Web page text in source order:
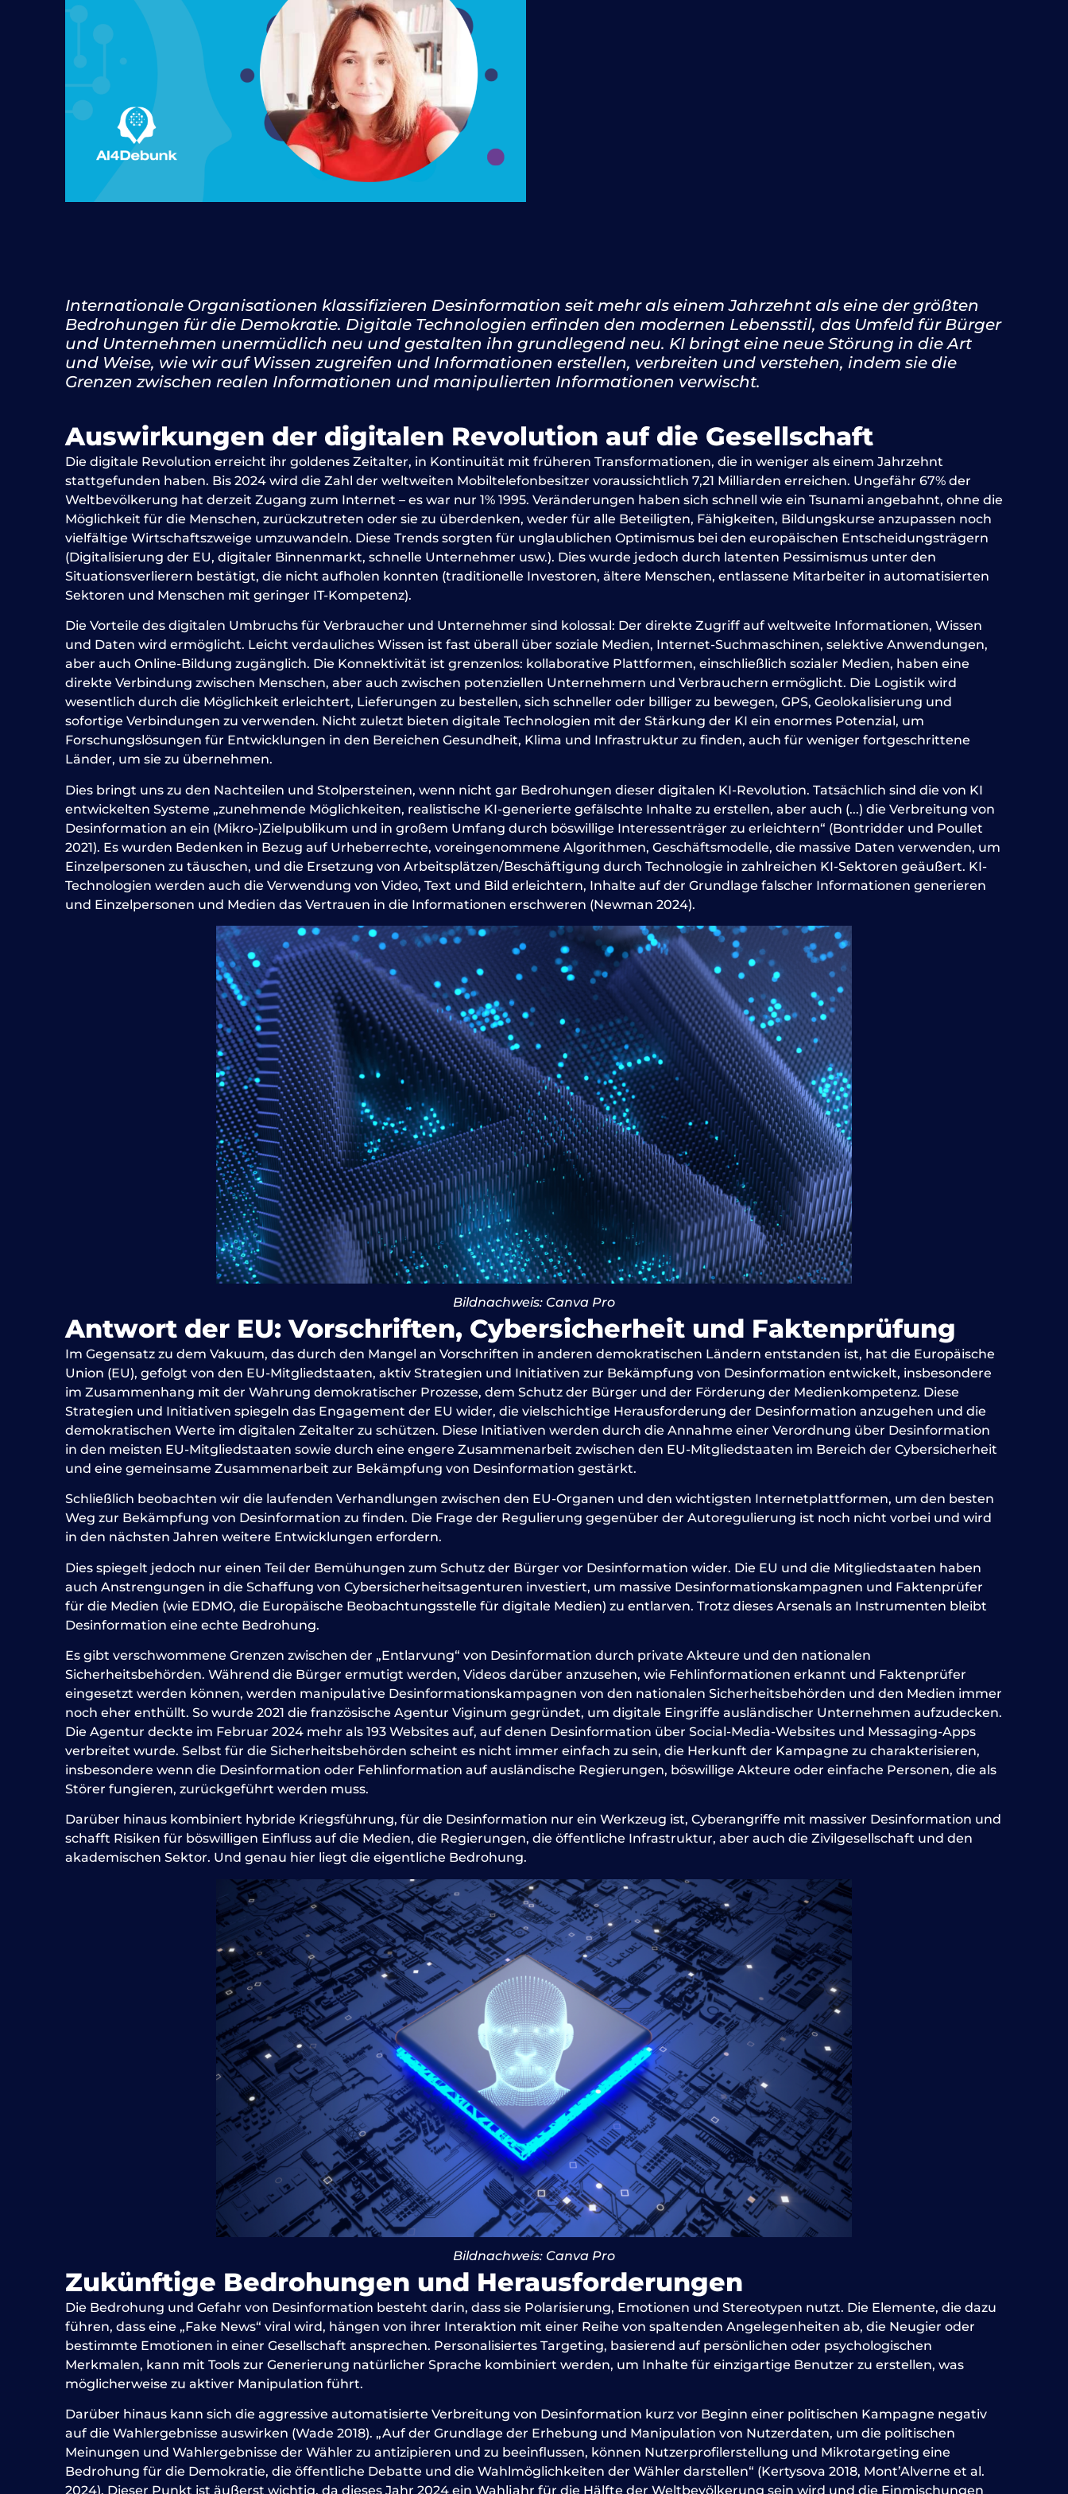
Internationale Organisationen klassifizieren Desinformation seit mehr als einem Jahrzehnt als eine der größten
Bedrohungen für die Demokratie. Digitale Technologien erfinden den modernen Lebensstil, das Umfeld für Bürger
und Unternehmen unermüdlich neu und gestalten ihn grundlegend neu. KI bringt eine neue Störung in die Art
und Weise, wie wir auf Wissen zugreifen und Informationen erstellen, verbreiten und verstehen, indem sie die
Grenzen zwischen realen Informationen und manipulierten Informationen verwischt.
Auswirkungen der digitalen Revolution auf die Gesellschaft
Die digitale Revolution erreicht ihr goldenes Zeitalter, in Kontinuität mit früheren Transformationen, die in weniger als einem Jahrzehnt
stattgefunden haben. Bis 2024 wird die Zahl der weltweiten Mobiltelefonbesitzer voraussichtlich 7,21 Milliarden erreichen. Ungefähr 67% der
Weltbevölkerung hat derzeit Zugang zum Internet – es war nur 1% 1995. Veränderungen haben sich schnell wie ein Tsunami angebahnt, ohne die
Möglichkeit für die Menschen, zurückzutreten oder sie zu überdenken, weder für alle Beteiligten, Fähigkeiten, Bildungskurse anzupassen noch
vielfältige Wirtschaftszweige umzuwandeln. Diese Trends sorgten für unglaublichen Optimismus bei den europäischen Entscheidungsträgern
(Digitalisierung der EU, digitaler Binnenmarkt, schnelle Unternehmer usw.). Dies wurde jedoch durch latenten Pessimismus unter den
Situationsverlierern bestätigt, die nicht aufholen konnten (traditionelle Investoren, ältere Menschen, entlassene Mitarbeiter in automatisierten
Sektoren und Menschen mit geringer IT-Kompetenz).
Die Vorteile des digitalen Umbruchs für Verbraucher und Unternehmer sind kolossal: Der direkte Zugriff auf weltweite Informationen, Wissen
und Daten wird ermöglicht. Leicht verdauliches Wissen ist fast überall über soziale Medien, Internet-Suchmaschinen, selektive Anwendungen,
aber auch Online-Bildung zugänglich. Die Konnektivität ist grenzenlos: kollaborative Plattformen, einschließlich sozialer Medien, haben eine
direkte Verbindung zwischen Menschen, aber auch zwischen potenziellen Unternehmern und Verbrauchern ermöglicht. Die Logistik wird
wesentlich durch die Möglichkeit erleichtert, Lieferungen zu bestellen, sich schneller oder billiger zu bewegen, GPS, Geolokalisierung und
sofortige Verbindungen zu verwenden. Nicht zuletzt bieten digitale Technologien mit der Stärkung der KI ein enormes Potenzial, um
Forschungslösungen für Entwicklungen in den Bereichen Gesundheit, Klima und Infrastruktur zu finden, auch für weniger fortgeschrittene
Länder, um sie zu übernehmen.
Dies bringt uns zu den Nachteilen und Stolpersteinen, wenn nicht gar Bedrohungen dieser digitalen KI-Revolution. Tatsächlich sind die von KI
entwickelten Systeme „zunehmende Möglichkeiten, realistische KI-generierte gefälschte Inhalte zu erstellen, aber auch (...) die Verbreitung von
Desinformation an ein (Mikro-)Zielpublikum und in großem Umfang durch böswillige Interessenträger zu erleichtern“ (Bontridder und Poullet
2021). Es wurden Bedenken in Bezug auf Urheberrechte, voreingenommene Algorithmen, Geschäftsmodelle, die massive Daten verwenden, um
Einzelpersonen zu täuschen, und die Ersetzung von Arbeitsplätzen/Beschäftigung durch Technologie in zahlreichen KI-Sektoren geäußert. KI-
Technologien werden auch die Verwendung von Video, Text und Bild erleichtern, Inhalte auf der Grundlage falscher Informationen generieren
und Einzelpersonen und Medien das Vertrauen in die Informationen erschweren (Newman 2024).
Bildnachweis: Canva Pro
Antwort der EU: Vorschriften, Cybersicherheit und Faktenprüfung
Im Gegensatz zu dem Vakuum, das durch den Mangel an Vorschriften in anderen demokratischen Ländern entstanden ist, hat die Europäische
Union (EU), gefolgt von den EU-Mitgliedstaaten, aktiv Strategien und Initiativen zur Bekämpfung von Desinformation entwickelt, insbesondere
im Zusammenhang mit der Wahrung demokratischer Prozesse, dem Schutz der Bürger und der Förderung der Medienkompetenz. Diese
Strategien und Initiativen spiegeln das Engagement der EU wider, die vielschichtige Herausforderung der Desinformation anzugehen und die
demokratischen Werte im digitalen Zeitalter zu schützen. Diese Initiativen werden durch die Annahme einer Verordnung über Desinformation
in den meisten EU-Mitgliedstaaten sowie durch eine engere Zusammenarbeit zwischen den EU-Mitgliedstaaten im Bereich der Cybersicherheit
und eine gemeinsame Zusammenarbeit zur Bekämpfung von Desinformation gestärkt.
Schließlich beobachten wir die laufenden Verhandlungen zwischen den EU-Organen und den wichtigsten Internetplattformen, um den besten
Weg zur Bekämpfung von Desinformation zu finden. Die Frage der Regulierung gegenüber der Autoregulierung ist noch nicht vorbei und wird
in den nächsten Jahren weitere Entwicklungen erfordern.
Dies spiegelt jedoch nur einen Teil der Bemühungen zum Schutz der Bürger vor Desinformation wider. Die EU und die Mitgliedstaaten haben
auch Anstrengungen in die Schaffung von Cybersicherheitsagenturen investiert, um massive Desinformationskampagnen und Faktenprüfer
für die Medien (wie EDMO, die Europäische Beobachtungsstelle für digitale Medien) zu entlarven. Trotz dieses Arsenals an Instrumenten bleibt
Desinformation eine echte Bedrohung.
Es gibt verschwommene Grenzen zwischen der „Entlarvung“ von Desinformation durch private Akteure und den nationalen
Sicherheitsbehörden. Während die Bürger ermutigt werden, Videos darüber anzusehen, wie Fehlinformationen erkannt und Faktenprüfer
eingesetzt werden können, werden manipulative Desinformationskampagnen von den nationalen Sicherheitsbehörden und den Medien immer
noch eher enthüllt. So wurde 2021 die französische Agentur Viginum gegründet, um digitale Eingriffe ausländischer Unternehmen aufzudecken.
Die Agentur deckte im Februar 2024 mehr als 193 Websites auf, auf denen Desinformation über Social-Media-Websites und Messaging-Apps
verbreitet wurde. Selbst für die Sicherheitsbehörden scheint es nicht immer einfach zu sein, die Herkunft der Kampagne zu charakterisieren,
insbesondere wenn die Desinformation oder Fehlinformation auf ausländische Regierungen, böswillige Akteure oder einfache Personen, die als
Störer fungieren, zurückgeführt werden muss.
Darüber hinaus kombiniert hybride Kriegsführung, für die Desinformation nur ein Werkzeug ist, Cyberangriffe mit massiver Desinformation und
schafft Risiken für böswilligen Einfluss auf die Medien, die Regierungen, die öffentliche Infrastruktur, aber auch die Zivilgesellschaft und den
akademischen Sektor. Und genau hier liegt die eigentliche Bedrohung.
Bildnachweis: Canva Pro
Zukünftige Bedrohungen und Herausforderungen
Die Bedrohung und Gefahr von Desinformation besteht darin, dass sie Polarisierung, Emotionen und Stereotypen nutzt. Die Elemente, die dazu
führen, dass eine „Fake News“ viral wird, hängen von ihrer Interaktion mit einer Reihe von spaltenden Angelegenheiten ab, die Neugier oder
bestimmte Emotionen in einer Gesellschaft ansprechen. Personalisiertes Targeting, basierend auf persönlichen oder psychologischen
Merkmalen, kann mit Tools zur Generierung natürlicher Sprache kombiniert werden, um Inhalte für einzigartige Benutzer zu erstellen, was
möglicherweise zu aktiver Manipulation führt.
Darüber hinaus kann sich die aggressive automatisierte Verbreitung von Desinformation kurz vor Beginn einer politischen Kampagne negativ
auf die Wahlergebnisse auswirken (Wade 2018). „Auf der Grundlage der Erhebung und Manipulation von Nutzerdaten, um die politischen
Meinungen und Wahlergebnisse der Wähler zu antizipieren und zu beeinflussen, können Nutzerprofilerstellung und Mikrotargeting eine
Bedrohung für die Demokratie, die öffentliche Debatte und die Wahlmöglichkeiten der Wähler darstellen“ (Kertysova 2018, Mont’Alverne et al.
2024). Dieser Punkt ist äußerst wichtig, da dieses Jahr 2024 ein Wahljahr für die Hälfte der Weltbevölkerung sein wird und die Einmischungen